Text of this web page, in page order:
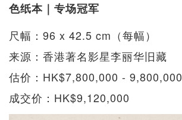
色纸本｜专场冠军
尺幅：96 x 42.5 cm（每幅）
来源：香港著名影星李丽华旧藏
估价：HK$7,800,000 - 9,800,000
成交价：HK$9,120,000